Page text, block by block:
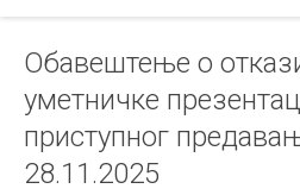
Уметност
Музичка уметност
Примењена и ликовна
Галерија
Издаваштво
Обавештење о
уметничке
приступног
28.11.2025